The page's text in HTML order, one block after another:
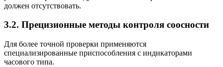
должен отсутствовать.
3.2. Прецизионные методы контроля соосности
Для более точной проверки применяются
специализированные приспособления с индикаторами
часового типа.